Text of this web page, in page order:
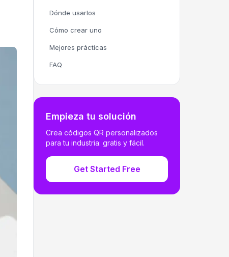
Dónde usarlos
Cómo crear uno
Mejores prácticas
FAQ
Empieza tu solución
Crea códigos QR personalizados
para tu industria: gratis y fácil.
Get Started Free